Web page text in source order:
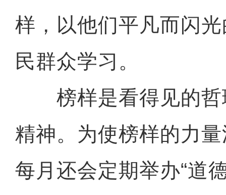
样，以他们平凡而闪
民群众学习。
榜样是看得见的哲
精神。为使榜样的力
每月还会定期举办“道